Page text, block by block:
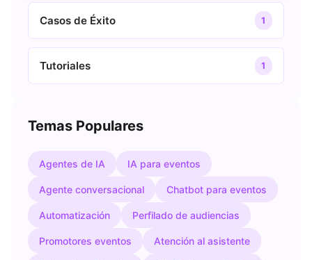
Casos de Éxito 1
Tutoriales 1
Temas Populares
Agentes de IA IA para eventos
Agente conversacional Chatbot para eventos
Automatización Perfilado de audiencias
Promotores eventos Atención al asistente